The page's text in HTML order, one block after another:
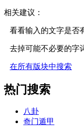
相关建议：
看看输入的文字是否
去掉可能不必要的字
在所有版块中搜索
热门搜索
八卦
奇门遁甲